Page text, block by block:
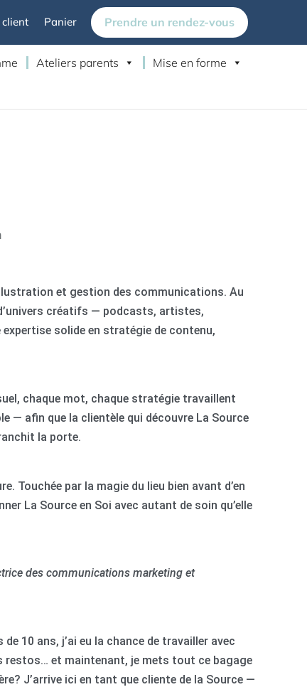
client Panier Prendre un rendez-vous
Ateliers parents
Mise en forme
et gestion des communications. Au
créatifs — podcasts, artistes,
solide en stratégie de contenu,
chaque mot, chaque stratégie travaillent
— afin que la clientèle qui découvre La Source
la porte.
Touchée par la magie du lieu bien avant d’en
La Source en Soi avec autant de soin qu’elle
des communications marketing et
10 ans, j’ai eu la chance de travailler avec
restos… et maintenant, je mets tout ce bagage
J’arrive ici en tant que cliente de la Source —